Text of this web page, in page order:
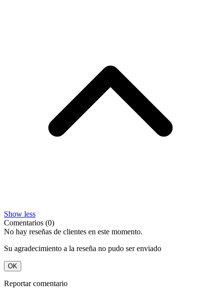
Show less
Comentarios (0)
No hay reseñas de clientes en este momento.
Su agradecimiento a la reseña no pudo ser enviado
OK
Reportar comentario